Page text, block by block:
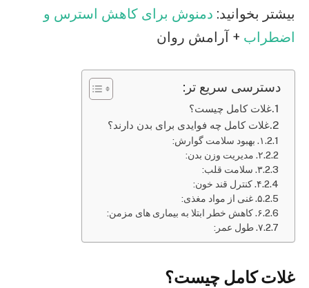
بیشتر بخوانید: دمنوش برای کاهش استرس و
اضطراب + آرامش روان
دسترسی سریع تر:
غلات کامل چیست؟
غلات کامل چه فوایدی برای بدن دارند؟
۱. بهبود سلامت گوارش:
۲. مدیریت وزن بدن:
۳. سلامت قلب:
۴. کنترل قند خون:
۵. غنی از مواد مغذی:
۶. کاهش خطر ابتلا به بیماری های مزمن:
۷. طول عمر:
غلات کامل چیست؟